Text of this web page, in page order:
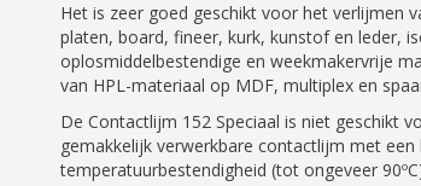
Het is zeer goed geschikt voor het verlijmen
platen, board, fineer, kurk, kunstof en leder,
oplosmiddelbestendige en weekmakervrije
van HPL-materiaal op MDF, multiplex en
De Contactlijm 152 Speciaal is niet geschikt
gemakkelijk verwerkbare contactlijm met
temperatuurbestendigheid (tot ongeveer